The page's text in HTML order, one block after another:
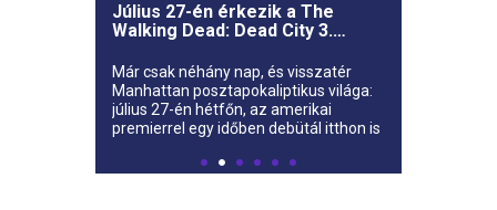
Új részekkel jön A hegyi doktor
- Újra rendel
Itt a várva várt új évad: július 27-tól
folytatódik dr.